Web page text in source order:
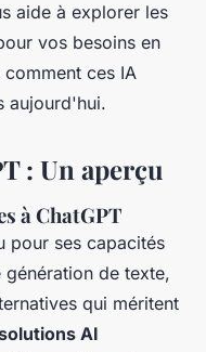
aide à explorer les
vos besoins en
ces IA
aujourd'hui.
: Un aperçu
à ChatGPT
pour ses capacités
génération de texte,
qui méritent
AI